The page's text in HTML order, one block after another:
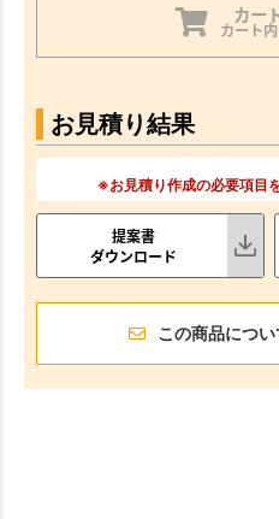
カー
カート
お見積り結果
※お見積り作成の必要項目
提案書
ダウンロード
この商品につ